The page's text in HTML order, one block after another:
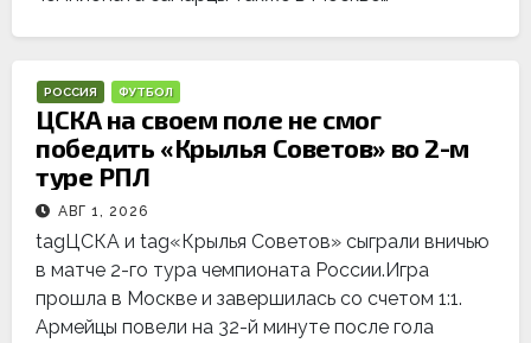
РОССИЯ ФУТБОЛ
ЦСКА на своем поле не смог
победить «Крылья Советов» во 2-м
туре РПЛ
АВГ 1, 2026
tagЦСКА и tag«Крылья Советов» сыграли вничью
в матче 2-го тура чемпионата России.Игра
прошла в Москве и завершилась со счетом 1:1.
Армейцы повели на 32-й минуте после гола